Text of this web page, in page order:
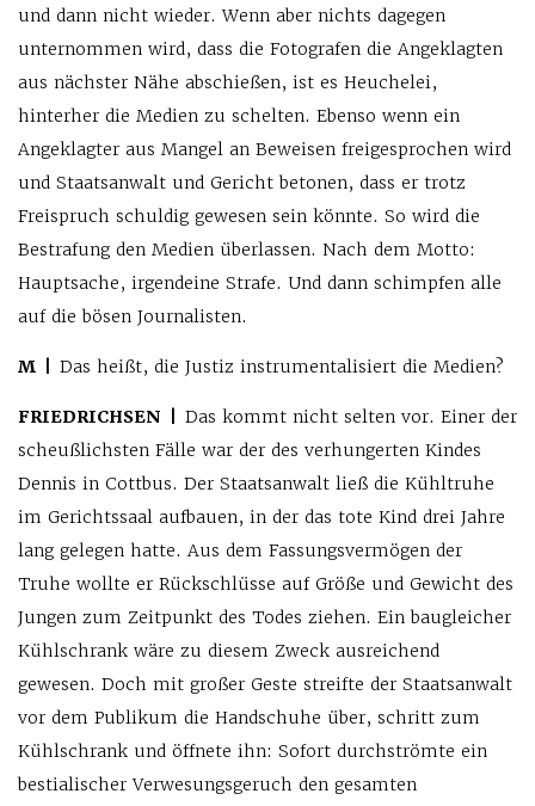
und dann nicht wieder. Wenn aber nichts dagegen
unternommen wird, dass die Fotografen die Angeklagten
aus nächster Nähe abschießen, ist es Heuchelei,
hinterher die Medien zu schelten. Ebenso wenn ein
Angeklagter aus Mangel an Beweisen freigesprochen wird
und Staatsanwalt und Gericht betonen, dass er trotz
Freispruch schuldig gewesen sein könnte. So wird die
Bestrafung den Medien überlassen. Nach dem Motto:
Hauptsache, irgendeine Strafe. Und dann schimpfen alle
auf die bösen Journalisten.
M | Das heißt, die Justiz instrumentalisiert die Medien?
FRIEDRICHSEN |
Das kommt nicht selten vor. Einer der
scheußlichsten Fälle war der des verhungerten Kindes
Dennis in Cottbus. Der Staatsanwalt ließ die Kühltruhe
im Gerichtssaal aufbauen, in der das tote Kind drei Jahre
lang gelegen hatte. Aus dem Fassungsvermögen der
Truhe wollte er Rückschlüsse auf Größe und Gewicht des
Jungen zum Zeitpunkt des Todes ziehen. Ein baugleicher
Kühlschrank wäre zu diesem Zweck ausreichend
gewesen. Doch mit großer Geste streifte der Staatsanwalt
vor dem Publikum die Handschuhe über, schritt zum
Kühlschrank und öffnete ihn: Sofort durchströmte ein
bestialischer Verwesungsgeruch den gesamten